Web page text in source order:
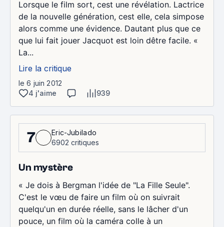
Lorsque le film sort, cest une révélation. Lactrice
de la nouvelle génération, cest elle, cela simpose
alors comme une évidence. Dautant plus que ce
que lui fait jouer Jacquot est loin dêtre facile. «
La...
Lire la critique
le 6 juin 2012
4 j'aime
939
7
Eric-Jubilado
6902 critiques
Un mystère
« Je dois à Bergman l'idée de "La Fille Seule".
C'est le vœu de faire un film où on suivrait
quelqu'un en durée réelle, sans le lâcher d'un
pouce, un film où la caméra colle à un